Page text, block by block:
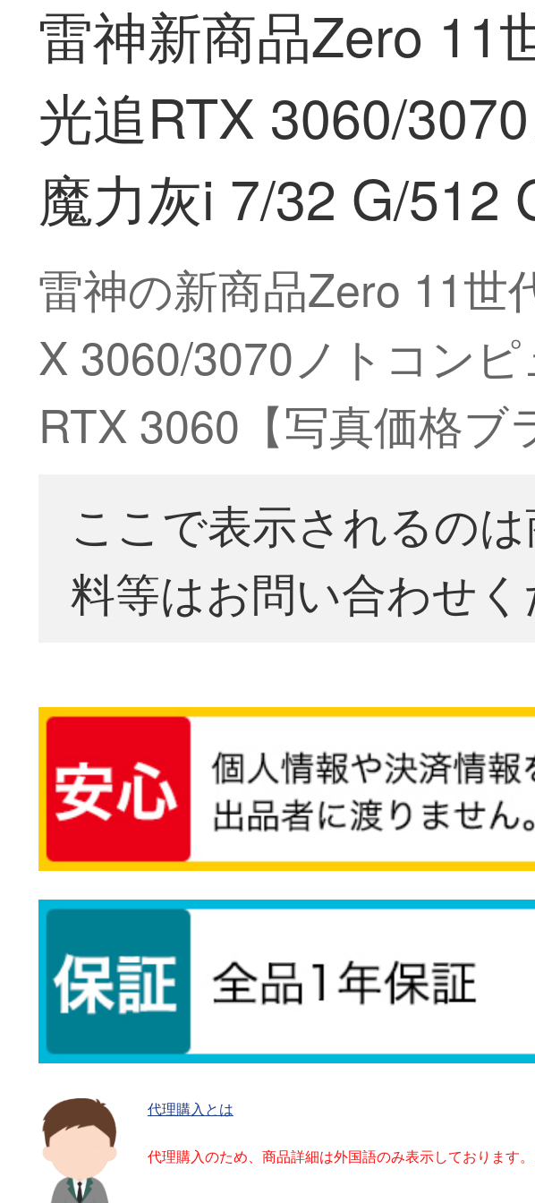
雷神新商品Zero 11
光追RTX 3060/
魔力灰i 7/32 G/512
雷神の新商品Zero 11世
X 3060/3070ノトコン
RTX 3060【写真価格ブ
ここで表示されるの
料等はお問い合わせ
代理購入とは
代理購入のため、商品詳細は外国語のみ表示しております。